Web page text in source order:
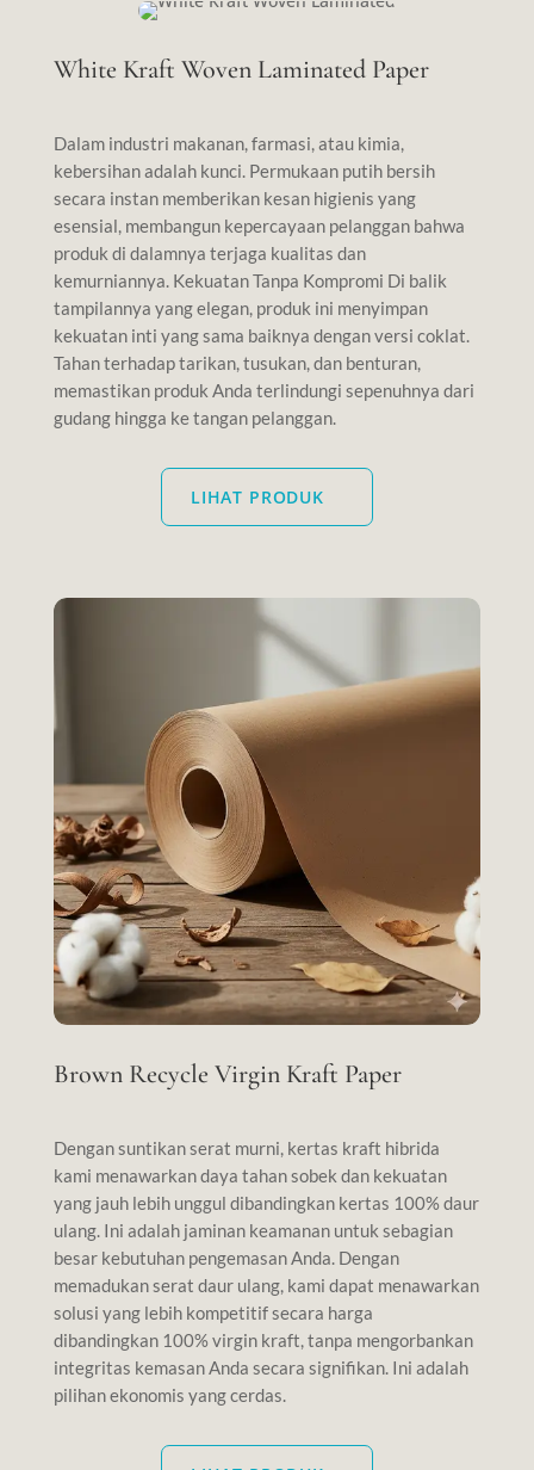
White Kraft Woven Laminated Paper
Dalam industri makanan, farmasi, atau kimia,
kebersihan adalah kunci. Permukaan putih bersih
secara instan memberikan kesan higienis yang
esensial, membangun kepercayaan pelanggan bahwa
produk di dalamnya terjaga kualitas dan
kemurniannya. Kekuatan Tanpa Kompromi Di balik
tampilannya yang elegan, produk ini menyimpan
kekuatan inti yang sama baiknya dengan versi coklat.
Tahan terhadap tarikan, tusukan, dan benturan,
memastikan produk Anda terlindungi sepenuhnya dari
gudang hingga ke tangan pelanggan.
LIHAT PRODUK
Brown Recycle Virgin Kraft Paper
Dengan suntikan serat murni, kertas kraft hibrida
kami menawarkan daya tahan sobek dan kekuatan
yang jauh lebih unggul dibandingkan kertas 100% daur
ulang. Ini adalah jaminan keamanan untuk sebagian
besar kebutuhan pengemasan Anda. Dengan
memadukan serat daur ulang, kami dapat menawarkan
solusi yang lebih kompetitif secara harga
dibandingkan 100% virgin kraft, tanpa mengorbankan
integritas kemasan Anda secara signifikan. Ini adalah
pilihan ekonomis yang cerdas.